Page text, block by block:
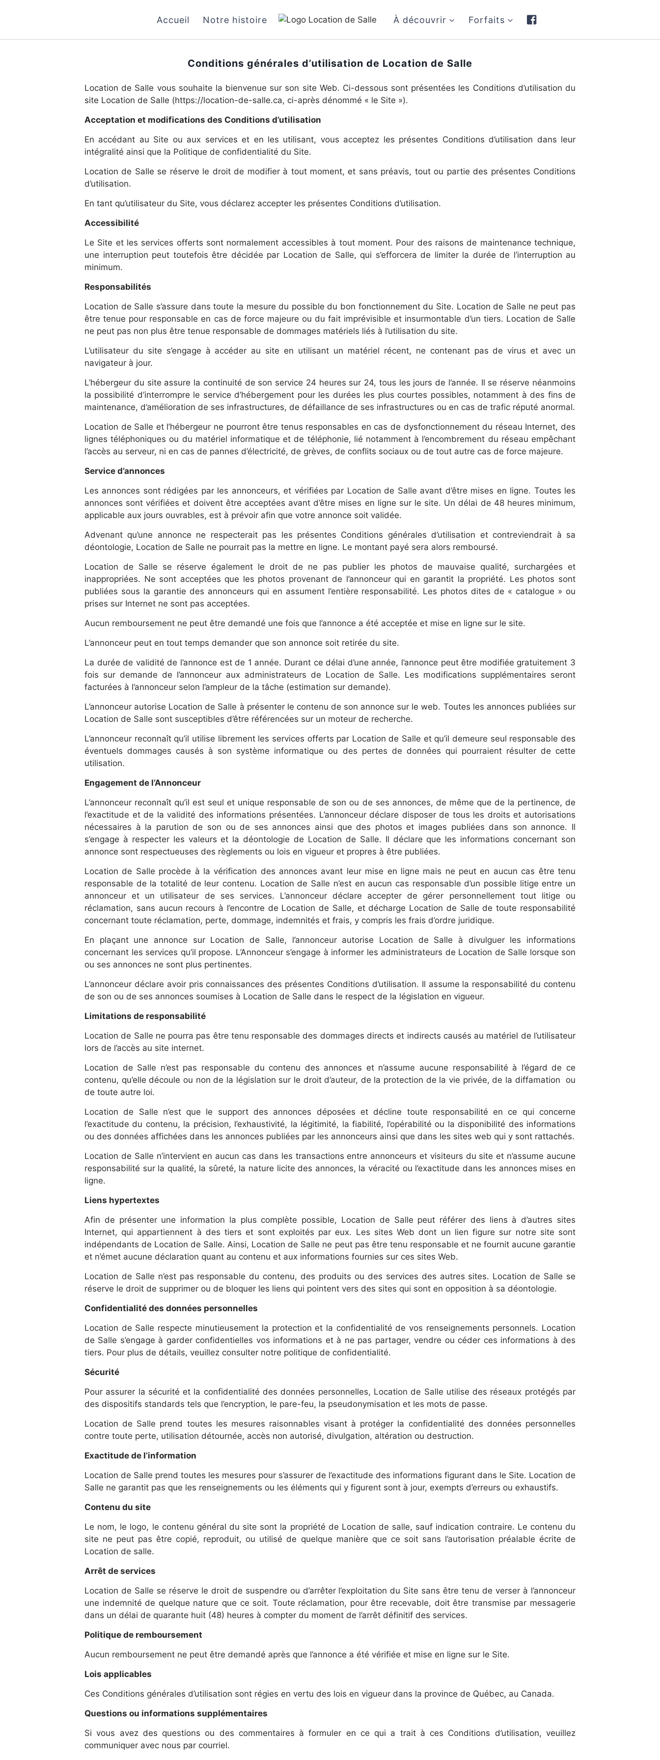
Accueil Notre histoire À découvrir Forfaits
Conditions générales d’utilisation de Location de Salle
Location de Salle vous souhaite la bienvenue sur son site Web. Ci-dessous sont présentées les Conditions d’utilisation du
site Location de Salle (https://location-de-salle.ca, ci-après dénommé « le Site »).
Acceptation et modifications des Conditions d’utilisation
En accédant au Site ou aux services et en les utilisant, vous acceptez les présentes Conditions d’utilisation dans leur
intégralité ainsi que la Politique de confidentialité du Site.
Location de Salle se réserve le droit de modifier à tout moment, et sans préavis, tout ou partie des présentes Conditions
d’utilisation.
En tant qu’utilisateur du Site, vous déclarez accepter les présentes Conditions d’utilisation.
Accessibilité
Le Site et les services offerts sont normalement accessibles à tout moment. Pour des raisons de maintenance technique,
une interruption peut toutefois être décidée par Location de Salle, qui s’efforcera de limiter la durée de l’interruption au
minimum.
Responsabilités
Location de Salle s’assure dans toute la mesure du possible du bon fonctionnement du Site. Location de Salle ne peut pas
être tenue pour responsable en cas de force majeure ou du fait imprévisible et insurmontable d’un tiers. Location de Salle
ne peut pas non plus être tenue responsable de dommages matériels liés à l’utilisation du site.
L’utilisateur du site s’engage à accéder au site en utilisant un matériel récent, ne contenant pas de virus et avec un
navigateur à jour.
L’hébergeur du site assure la continuité de son service 24 heures sur 24, tous les jours de l’année. Il se réserve néanmoins
la possibilité d’interrompre le service d’hébergement pour les durées les plus courtes possibles, notamment à des fins de
maintenance, d’amélioration de ses infrastructures, de défaillance de ses infrastructures ou en cas de trafic réputé anormal.
Location de Salle et l’hébergeur ne pourront être tenus responsables en cas de dysfonctionnement du réseau Internet, des
lignes téléphoniques ou du matériel informatique et de téléphonie, lié notamment à l’encombrement du réseau empêchant
l’accès au serveur, ni en cas de pannes d’électricité, de grèves, de conflits sociaux ou de tout autre cas de force majeure.
Service d’annonces
Les annonces sont rédigées par les annonceurs, et vérifiées par Location de Salle avant d’être mises en ligne. Toutes les
annonces sont vérifiées et doivent être acceptées avant d’être mises en ligne sur le site. Un délai de 48 heures minimum,
applicable aux jours ouvrables, est à prévoir afin que votre annonce soit validée.
Advenant qu’une annonce ne respecterait pas les présentes Conditions générales d’utilisation et contreviendrait à sa
déontologie, Location de Salle ne pourrait pas la mettre en ligne. Le montant payé sera alors remboursé.
Location de Salle se réserve également le droit de ne pas publier les photos de mauvaise qualité, surchargées et
inappropriées. Ne sont acceptées que les photos provenant de l’annonceur qui en garantit la propriété. Les photos sont
publiées sous la garantie des annonceurs qui en assument l’entière responsabilité. Les photos dites de « catalogue » ou
prises sur Internet ne sont pas acceptées.
Aucun remboursement ne peut être demandé une fois que l’annonce a été acceptée et mise en ligne sur le site.
L’annonceur peut en tout temps demander que son annonce soit retirée du site.
La durée de validité de l’annonce est de 1 année. Durant ce délai d’une année, l’annonce peut être modifiée gratuitement 3
fois sur demande de l’annonceur aux administrateurs de Location de Salle. Les modifications supplémentaires seront
facturées à l’annonceur selon l’ampleur de la tâche (estimation sur demande).
L’annonceur autorise Location de Salle à présenter le contenu de son annonce sur le web. Toutes les annonces publiées sur
Location de Salle sont susceptibles d’être référencées sur un moteur de recherche.
L’annonceur reconnaît qu’il utilise librement les services offerts par Location de Salle et qu’il demeure seul responsable des
éventuels dommages causés à son système informatique ou des pertes de données qui pourraient résulter de cette
utilisation.
Engagement de l’Annonceur
L’annonceur reconnaît qu’il est seul et unique responsable de son ou de ses annonces, de même que de la pertinence, de
l’exactitude et de la validité des informations présentées. L’annonceur déclare disposer de tous les droits et autorisations
nécessaires à la parution de son ou de ses annonces ainsi que des photos et images publiées dans son annonce. Il
s’engage à respecter les valeurs et la déontologie de Location de Salle. Il déclare que les informations concernant son
annonce sont respectueuses des règlements ou lois en vigueur et propres à être publiées.
Location de Salle procède à la vérification des annonces avant leur mise en ligne mais ne peut en aucun cas être tenu
responsable de la totalité de leur contenu. Location de Salle n’est en aucun cas responsable d’un possible litige entre un
annonceur et un utilisateur de ses services. L’annonceur déclare accepter de gérer personnellement tout litige ou
réclamation, sans aucun recours à l’encontre de Location de Salle, et décharge Location de Salle de toute responsabilité
concernant toute réclamation, perte, dommage, indemnités et frais, y compris les frais d’ordre juridique.
En plaçant une annonce sur Location de Salle, l’annonceur autorise Location de Salle à divulguer les informations
concernant les services qu’il propose. L’Annonceur s’engage à informer les administrateurs de Location de Salle lorsque son
ou ses annonces ne sont plus pertinentes.
L’annonceur déclare avoir pris connaissances des présentes Conditions d’utilisation. Il assume la responsabilité du contenu
de son ou de ses annonces soumises à Location de Salle dans le respect de la législation en vigueur.
Limitations de responsabilité
Location de Salle ne pourra pas être tenu responsable des dommages directs et indirects causés au matériel de l’utilisateur
lors de l’accès au site internet.
Location de Salle n’est pas responsable du contenu des annonces et n’assume aucune responsabilité à l’égard de ce
contenu, qu’elle découle ou non de la législation sur le droit d’auteur, de la protection de la vie privée, de la diffamation ou
de toute autre loi.
Location de Salle n’est que le support des annonces déposées et décline toute responsabilité en ce qui concerne
l’exactitude du contenu, la précision, l’exhaustivité, la légitimité, la fiabilité, l’opérabilité ou la disponibilité des informations
ou des données affichées dans les annonces publiées par les annonceurs ainsi que dans les sites web qui y sont rattachés.
Location de Salle n’intervient en aucun cas dans les transactions entre annonceurs et visiteurs du site et n’assume aucune
responsabilité sur la qualité, la sûreté, la nature licite des annonces, la véracité ou l’exactitude dans les annonces mises en
ligne.
Liens hypertextes
Afin de présenter une information la plus complète possible, Location de Salle peut référer des liens à d’autres sites
Internet, qui appartiennent à des tiers et sont exploités par eux. Les sites Web dont un lien figure sur notre site sont
indépendants de Location de Salle. Ainsi, Location de Salle ne peut pas être tenu responsable et ne fournit aucune garantie
et n’émet aucune déclaration quant au contenu et aux informations fournies sur ces sites Web.
Location de Salle n’est pas responsable du contenu, des produits ou des services des autres sites. Location de Salle se
réserve le droit de supprimer ou de bloquer les liens qui pointent vers des sites qui sont en opposition à sa déontologie.
Confidentialité des données personnelles
Location de Salle respecte minutieusement la protection et la confidentialité de vos renseignements personnels. Location
de Salle s’engage à garder confidentielles vos informations et à ne pas partager, vendre ou céder ces informations à des
tiers. Pour plus de détails, veuillez consulter notre politique de confidentialité.
Sécurité
Pour assurer la sécurité et la confidentialité des données personnelles, Location de Salle utilise des réseaux protégés par
des dispositifs standards tels que l’encryption, le pare-feu, la pseudonymisation et les mots de passe.
Location de Salle prend toutes les mesures raisonnables visant à protéger la confidentialité des données personnelles
contre toute perte, utilisation détournée, accès non autorisé, divulgation, altération ou destruction.
Exactitude de l’information
Location de Salle prend toutes les mesures pour s’assurer de l’exactitude des informations figurant dans le Site. Location de
Salle ne garantit pas que les renseignements ou les éléments qui y figurent sont à jour, exempts d’erreurs ou exhaustifs.
Contenu du site
Le nom, le logo, le contenu général du site sont la propriété de Location de salle, sauf indication contraire. Le contenu du
site ne peut pas être copié, reproduit, ou utilisé de quelque manière que ce soit sans l’autorisation préalable écrite de
Location de salle.
Arrêt de services
Location de Salle se réserve le droit de suspendre ou d’arrêter l’exploitation du Site sans être tenu de verser à l’annonceur
une indemnité de quelque nature que ce soit. Toute réclamation, pour être recevable, doit être transmise par messagerie
dans un délai de quarante huit (48) heures à compter du moment de l’arrêt définitif des services.
Politique de remboursement
Aucun remboursement ne peut être demandé après que l’annonce a été vérifiée et mise en ligne sur le Site.
Lois applicables
Ces Conditions générales d’utilisation sont régies en vertu des lois en vigueur dans la province de Québec, au Canada.
Questions ou informations supplémentaires
Si vous avez des questions ou des commentaires à formuler en ce qui a trait à ces Conditions d’utilisation, veuillez
communiquer avec nous par courriel.